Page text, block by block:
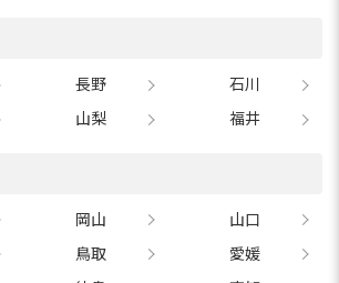
長野
石川
山梨 福井
岡山
山口
鳥取
愛媛